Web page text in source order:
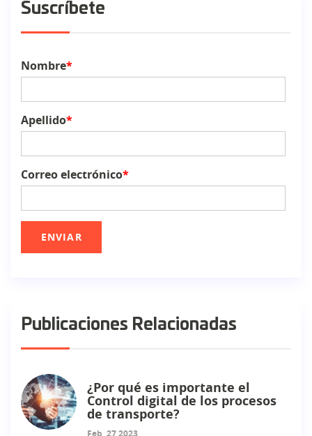
Suscríbete
Nombre*
Apellido*
Correo electrónico*
Publicaciones Relacionadas
¿Por qué es importante el
Control digital de los procesos
de transporte?